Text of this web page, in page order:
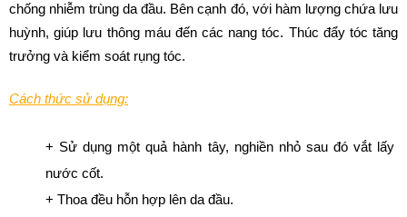
chống nhiễm trùng da đầu. Bên cạnh đó, với hàm lượng chứa lưu
huỳnh, giúp lưu thông máu đến các nang tóc. Thúc đẩy tóc tăng
trưởng và kiểm soát rụng tóc.
Cách thức sử dụng:
+ Sử dụng một quả hành tây, nghiền nhỏ sau đó vắt lấy
nước cốt.
+ Thoa đều hỗn hợp lên da đầu.